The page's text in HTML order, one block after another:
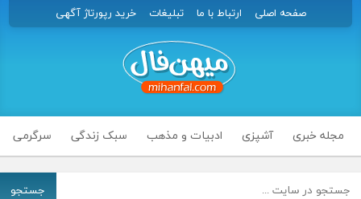
صفحه اصلی ارتباط با ما تبلیغات خرید رپورتاژ آگهی
مجله خبری آشپزی ادبیات و مذهب سبک زندگی سرگرمی
جستجو